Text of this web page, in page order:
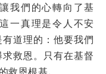
我們的心轉向了基
一真理是令人不安
道理的：他要我們
救恩。只有在基督
救恩根基。